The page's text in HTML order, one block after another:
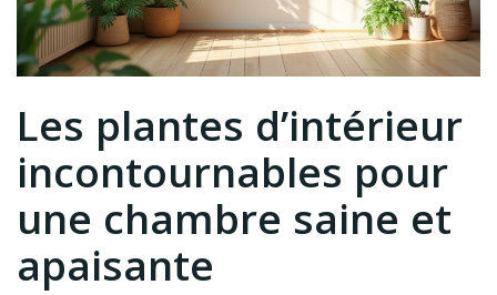
Les plantes d’intérieur
incontournables pour
une chambre saine et
apaisante